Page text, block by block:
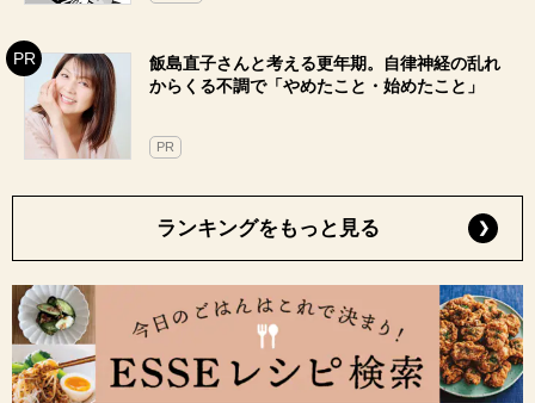
飯島直子さんと考える更年期。自律神経の乱れ
からくる不調で「やめたこと・始めたこと」
PR
ランキングをもっと見る